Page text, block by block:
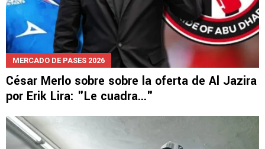
MERCADO DE PASES 2026
César Merlo sobre sobre la oferta de Al Jazira
por Erik Lira: "Le cuadra..."